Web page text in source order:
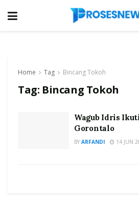
Home Tag Bincang Tokoh
Tag: Bincang Tokoh
Wagub Idris
Gorontalo
BY ARFANDI 14 JUN